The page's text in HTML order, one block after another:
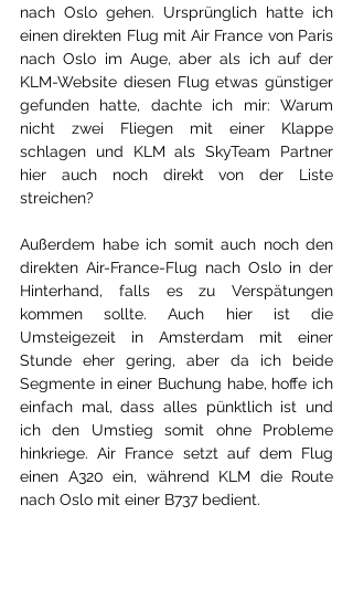
nach Oslo gehen. Ursprünglich hatte ich
einen direkten Flug mit Air France von Paris
nach Oslo im Auge, aber als ich auf der
KLM-Website diesen Flug etwas günstiger
gefunden hatte, dachte ich mir: Warum
nicht zwei Fliegen mit einer Klappe
schlagen und KLM als SkyTeam Partner
hier auch noch direkt von der Liste
streichen?
Außerdem habe ich somit auch noch den
direkten Air-France-Flug nach Oslo in der
Hinterhand, falls es zu Verspätungen
kommen sollte. Auch hier ist die
Umsteigezeit in Amsterdam mit einer
Stunde eher gering, aber da ich beide
Segmente in einer Buchung habe, hoffe ich
einfach mal, dass alles pünktlich ist und
ich den Umstieg somit ohne Probleme
hinkriege. Air France setzt auf dem Flug
einen A320 ein, während KLM die Route
nach Oslo mit einer B737 bedient.